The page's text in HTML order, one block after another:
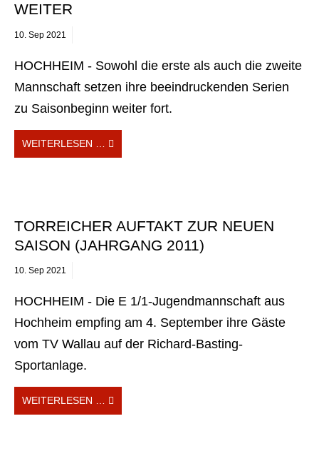
WEITER
10. Sep 2021
HOCHHEIM - Sowohl die erste als auch die zweite
Mannschaft setzen ihre beeindruckenden Serien
zu Saisonbeginn weiter fort.
WEITERLESEN …
TORREICHER AUFTAKT ZUR NEUEN
SAISON (JAHRGANG 2011)
10. Sep 2021
HOCHHEIM - Die E 1/1-Jugendmannschaft aus
Hochheim empfing am 4. September ihre Gäste
vom TV Wallau auf der Richard-Basting-
Sportanlage.
WEITERLESEN …